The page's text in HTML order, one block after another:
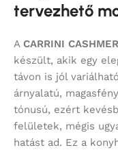
tervezhető
A CARRINI
készült, akik egy
távon is jól
árnyalatú,
tónusú, ezért
felületek, mégis
hatást ad. Ez a